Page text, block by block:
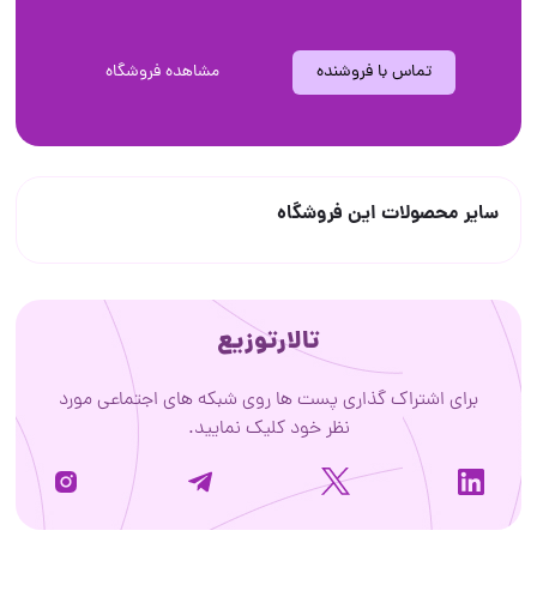
تماس با فروشنده مشاهده فروشگاه
سایر محصولات این فروشگاه
تالارتوزیع
برای اشتراک گذاری پست ها روی شبکه های اجتماعی مورد
نظر خود کلیک نمایید.